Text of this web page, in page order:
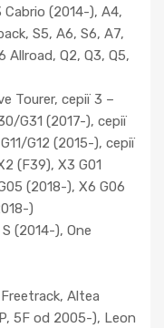
(2014-), A4,
S5, A6, S6, A7,
Q2, Q3, Q5,
Tourer, серії 3 –
G31 (2017-), серії
G12 (2015-), серії
(F39), X3 G01
(2018-), X6 G06
)
(2014-), One
Altea
5F od 2005-), Leon